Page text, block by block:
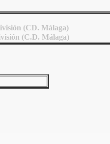
División (CD. Málaga)
(C.D. Málaga)